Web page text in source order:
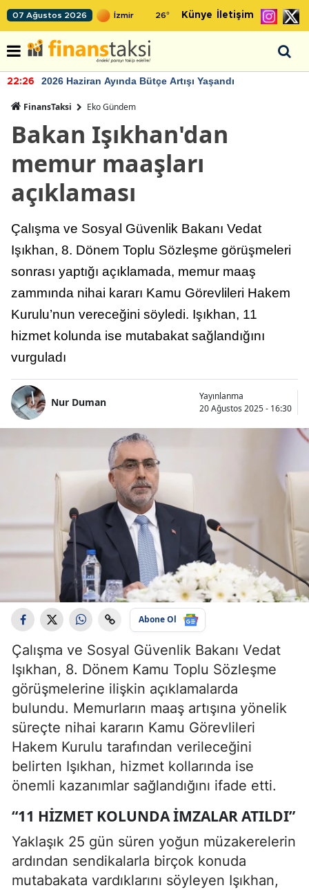
07 Ağustos 2026 26° Künye İletişim
22:26 2026 Haziran Ayında Bütçe Artışı Yaşandı
FinansTaksi Eko Gündem
Bakan Işıkhan'dan
memur maaşları
açıklaması
Çalışma ve Sosyal Güvenlik Bakanı Vedat
Işıkhan, 8. Dönem Toplu Sözleşme görüşmeleri
sonrası yaptığı açıklamada, memur maaş
zammında nihai kararı Kamu Görevlileri Hakem
Kurulu’nun vereceğini söyledi. Işıkhan, 11
hizmet kolunda ise mutabakat sağlandığını
vurguladı
Nur Duman
Yayınlanma
20 Ağustos 2025 - 16:30
Abone Ol
Çalışma ve Sosyal Güvenlik Bakanı Vedat
Işıkhan, 8. Dönem Kamu Toplu Sözleşme
görüşmelerine ilişkin açıklamalarda
bulundu. Memurların maaş artışına yönelik
süreçte nihai kararın Kamu Görevlileri
Hakem Kurulu tarafından verileceğini
belirten Işıkhan, hizmet kollarında ise
önemli kazanımlar sağlandığını ifade etti.
“11 HIZMET KOLUNDA IMZALAR ATILDI”
Yaklaşık 25 gün süren yoğun müzakerelerin
ardından sendikalarla birçok konuda
mutabakata vardıklarını söyleyen Işıkhan,